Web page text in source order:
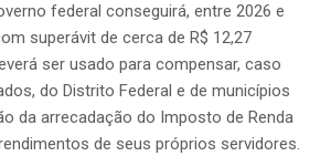
federal conseguirá, entre 2026 e
superávit de cerca de R$ 12,27
ser usado para compensar, caso
do Distrito Federal e de municípios
da arrecadação do Imposto de Renda
de seus próprios servidores.